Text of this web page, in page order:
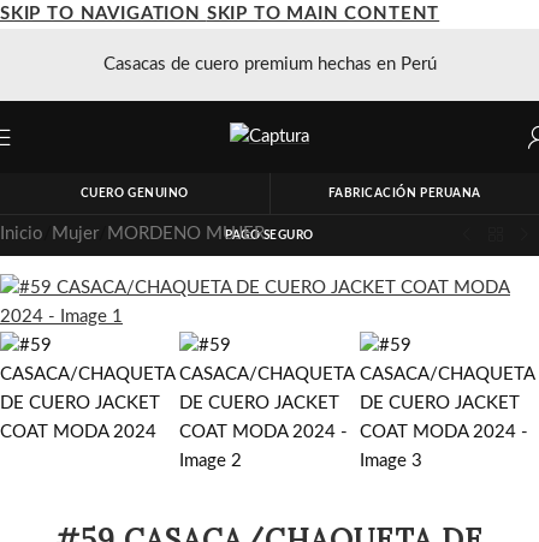
SKIP TO NAVIGATION SKIP TO MAIN CONTENT
Casacas de cuero premium hechas en Perú
CUERO GENUINO FABRICACIÓN PERUANA
PAGO SEGURO
Inicio Mujer/ MORDENO MUJER